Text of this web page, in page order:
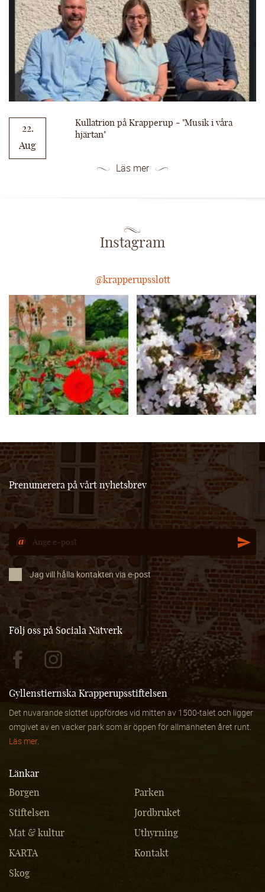
22.
Aug
Kullatrion på Krapperup - "Musik i våra
hjärtan"
Läs mer
Instagram
@krapperupsslott
Prenumerera på vårt nyhetsbrev
Jag vill hålla kontakten via e-post
Följ oss på Sociala Nätverk
Gyllenstiernska Krapperupsstiftelsen
Det nuvarande slottet uppfördes vid mitten av 1500-talet och ligger
omgivet av en vacker park som är öppen för allmänheten året runt.
Läs mer.
Länkar
Borgen
Parken
Stiftelsen Jordbruket
Mat & kultur Uthyrning
KARTA Kontakt
Skog